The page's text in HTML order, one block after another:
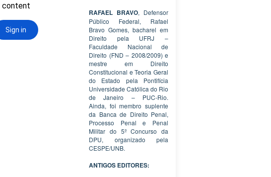
RAFAEL BRAVO, Defensor
Público Federal, Rafael
Bravo Gomes, bacharel em
Direito pela UFRJ –
Faculdade Nacional de
Direito (FND – 2008/2009) e
mestre em Direito
Constitucional e Teoria Geral
do Estado pela Pontifícia
Universidade Católica do Rio
de Janeiro – PUC-Rio.
Ainda, foi membro suplente
da Banca de Direito Penal,
Processo Penal e Penal
Militar do 5º Concurso da
DPU, organizado pela
CESPE/UNB.
ANTIGOS EDITORES: